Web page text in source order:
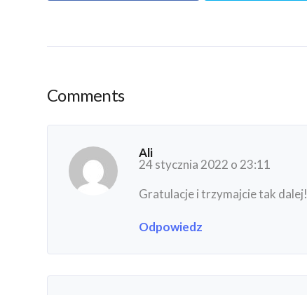
Comments
Ali
24 stycznia 2022 o 23:11
Gratulacje i trzymajcie tak dalej!
Odpowiedz